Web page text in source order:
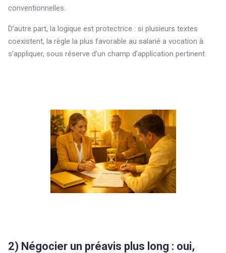
conventionnelles.
D’autre part, la logique est protectrice : si plusieurs textes
coexistent, la règle la plus favorable au salarié a vocation à
s’appliquer, sous réserve d’un champ d’application pertinent.
2) Négocier un préavis plus long : oui,